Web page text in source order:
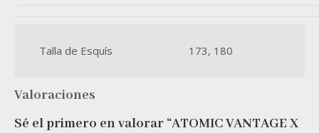
Talla de Esquís 173, 180
Valoraciones
Sé el primero en valorar “ATOMIC VANTAGE X